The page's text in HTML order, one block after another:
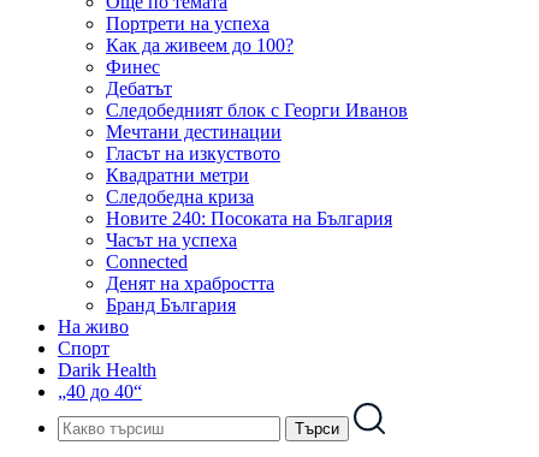
Портрети на успеха
Как да живеем до 100?
Финес
Дебатът
Следобедният блок с Георги Иванов
Мечтани дестинации
Гласът на изкуството
Квадратни метри
Следобедна криза
Новите 240: Посоката на България
Часът на успеха
Connected
Денят на храбростта
Бранд България
На живо
Спорт
Darik Health
„40 до 40“